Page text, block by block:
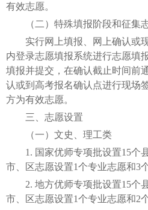
有效志愿。
（二）特殊填报阶段和征集
实行网上填报、网上确认或现
内登录志愿填报系统进行志愿填
填报并提交，在确认截止时间前
认或到高考报名确认点进行现场
方为有效志愿。
三、志愿设置
（一）文史、理工类
1. 国家优师专项批设置15个县
市、区志愿设置1个专业志愿和3
2. 地方优师专项批设置15个县
市、区志愿设置1个专业志愿和2